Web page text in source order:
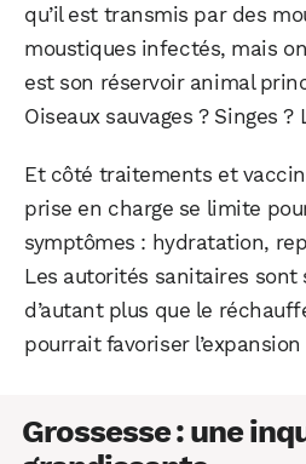
qu’il est transmis par des
moustiques infectés, mais
est son réservoir animal
Oiseaux sauvages ? Singes
Et côté traitements et
prise en charge se limite
symptômes : hydratation,
Les autorités sanitaires sont
d’autant plus que le
pourrait favoriser
Grossesse : une